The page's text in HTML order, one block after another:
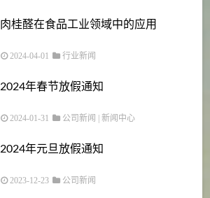
肉桂醛在食品工业领域中的应用
2024-04-01 行业新闻
2024年春节放假通知
2024-01-31 公司新闻 新闻中心
2024年元旦放假通知
2023-12-23 公司新闻